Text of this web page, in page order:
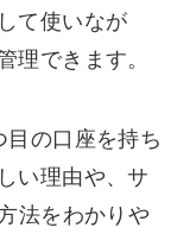
て使いなが
理できます。
目の口座を持ち
い理由や、サ
法をわかりや